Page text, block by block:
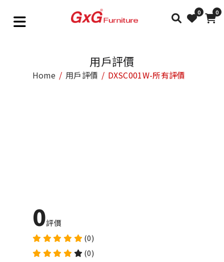
0 0
用戶評價
Home 用戶評價 DXSC001W-所有評價
0評價
(0)
(0)